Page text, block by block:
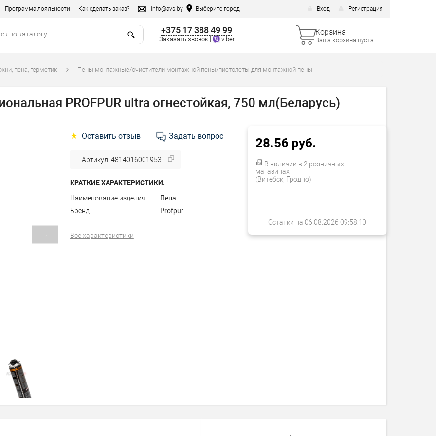
Программа лояльности Как сделать заказ? info@avs.by Выберите город Вход Регистрация
+375 17 388 49 99
Заказать звонок viber
Корзина
Ваша корзина пуста
пена, герметик Пены монтажные/очистители монтажной пены/пистолеты для монтажной пены
PROFPUR ultra огнестойкая, 750 мл(Беларусь)
→
28.56 руб.
В наличии в 2 розничных
магазинах
(Витебск, Гродно)
Остатки на 06.08.2026 09:58:10
★ Оставить отзыв Задать вопрос
Артикул: 4814016001953
КРАТКИЕ ХАРАКТЕРИСТИКИ:
Наименование изделия
Пена
Бренд
Profpur
Все характеристики